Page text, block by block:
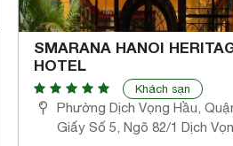
SMARANA HANOI
HOTEL
Khách sạn
Phường Dịch Vọng Hầu,
Giấy Số 5, Ngõ 82/1 Dịch